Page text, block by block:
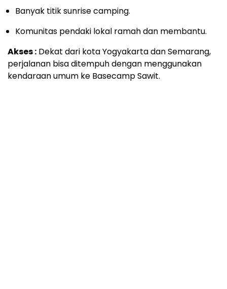
Banyak titik sunrise camping.
Komunitas pendaki lokal ramah dan membantu.
Akses : Dekat dari kota Yogyakarta dan Semarang,
perjalanan bisa ditempuh dengan menggunakan
kendaraan umum ke Basecamp Sawit.